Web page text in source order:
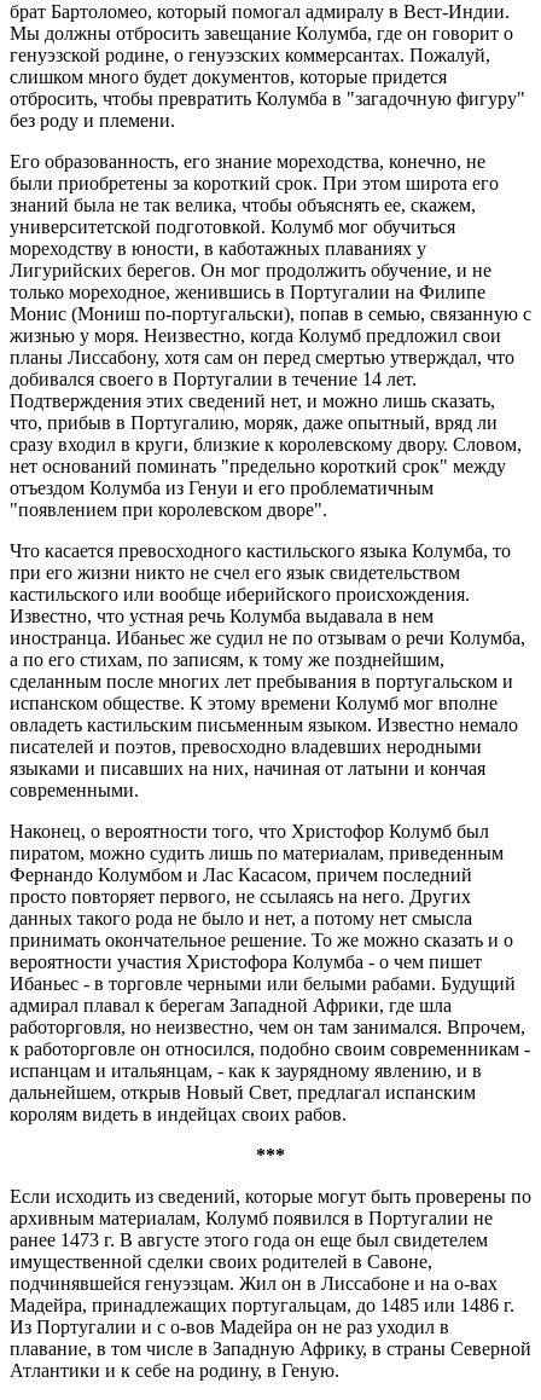
брат Бартоломео, который помогал адмиралу в Вест-Индии.
Мы должны отбросить завещание Колумба, где он говорит о
генуэзской родине, о генуэзских коммерсантах. Пожалуй,
слишком много будет документов, которые придется
отбросить, чтобы превратить Колумба в "загадочную фигуру"
без роду и племени.
Его образованность, его знание мореходства, конечно, не
были приобретены за короткий срок. При этом широта его
знаний была не так велика, чтобы объяснять ее, скажем,
университетской подготовкой. Колумб мог обучиться
мореходству в юности, в каботажных плаваниях у
Лигурийских берегов. Он мог продолжить обучение, и не
только мореходное, женившись в Португалии на Филипе
Монис (Мониш по-португальски), попав в семью, связанную с
жизнью у моря. Неизвестно, когда Колумб предложил свои
планы Лиссабону, хотя сам он перед смертью утверждал, что
добивался своего в Португалии в течение 14 лет.
Подтверждения этих сведений нет, и можно лишь сказать,
что, прибыв в Португалию, моряк, даже опытный, вряд ли
сразу входил в круги, близкие к королевскому двору. Словом,
нет оснований поминать "предельно короткий срок" между
отъездом Колумба из Генуи и его проблематичным
"появлением при королевском дворе".
Что касается превосходного кастильского языка Колумба, то
при его жизни никто не счел его язык свидетельством
кастильского или вообще иберийского происхождения.
Известно, что устная речь Колумба выдавала в нем
иностранца. Ибаньес же судил не по отзывам о речи Колумба,
а по его стихам, по записям, к тому же позднейшим,
сделанным после многих лет пребывания в португальском и
испанском обществе. К этому времени Колумб мог вполне
овладеть кастильским письменным языком. Известно немало
писателей и поэтов, превосходно владевших неродными
языками и писавших на них, начиная от латыни и кончая
современными.
Наконец, о вероятности того, что Христофор Колумб был
пиратом, можно судить лишь по материалам, приведенным
Фернандо Колумбом и Лас Касасом, причем последний
просто повторяет первого, не ссылаясь на него. Других
данных такого рода не было и нет, а потому нет смысла
принимать окончательное решение. То же можно сказать и о
вероятности участия Христофора Колумба - о чем пишет
Ибаньес - в торговле черными или белыми рабами. Будущий
адмирал плавал к берегам Западной Африки, где шла
работорговля, но неизвестно, чем он там занимался. Впрочем,
к работорговле он относился, подобно своим современникам -
испанцам и итальянцам, - как к заурядному явлению, и в
дальнейшем, открыв Новый Свет, предлагал испанским
королям видеть в индейцах своих рабов.
***
Если исходить из сведений, которые могут быть проверены по
архивным материалам, Колумб появился в Португалии не
ранее 1473 г. В августе этого года он еще был свидетелем
имущественной сделки своих родителей в Савоне,
подчинявшейся генуэзцам. Жил он в Лиссабоне и на о-вах
Мадейра, принадлежащих португальцам, до 1485 или 1486 г.
Из Португалии и с о-вов Мадейра он не раз уходил в
плавание, в том числе в Западную Африку, в страны Северной
Атлантики и к себе на родину, в Геную.